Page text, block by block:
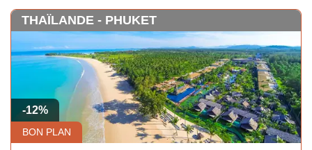
BON PLAN
-12%
THAÏLANDE - PHUKET